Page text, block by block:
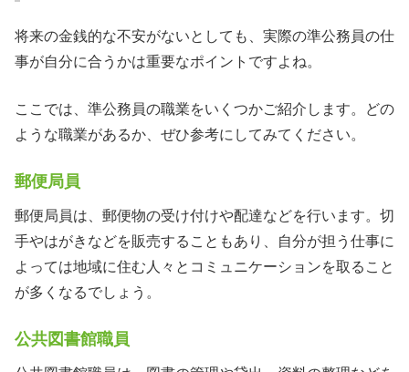
将来の金銭的な不安がないとしても、実際の準公務員の仕
事が自分に合うかは重要なポイントですよね。
ここでは、準公務員の職業をいくつかご紹介します。どの
ような職業があるか、ぜひ参考にしてみてください。
郵便局員
郵便局員は、郵便物の受け付けや配達などを行います。切
手やはがきなどを販売することもあり、自分が担う仕事に
よっては地域に住む人々とコミュニケーションを取ること
が多くなるでしょう。
公共図書館職員